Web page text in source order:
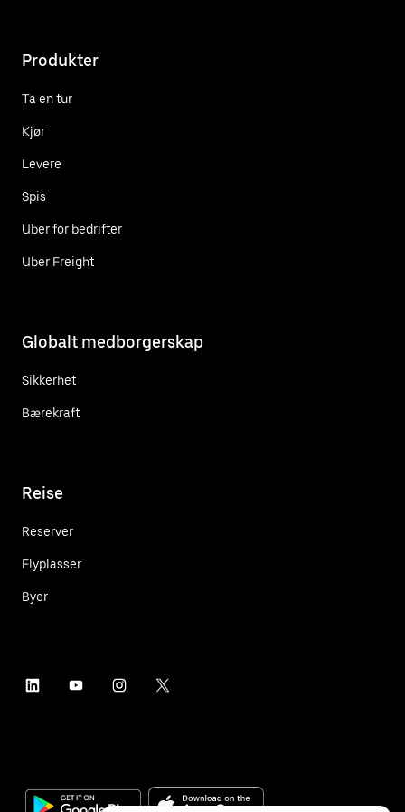
Produkter
Ta en tur
Kjør
Levere
Spis
Uber for bedrifter
Uber Freight
Globalt medborgerskap
Sikkerhet
Bærekraft
Reise
Reserver
Flyplasser
Byer